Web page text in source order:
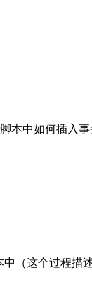
本中如何插入事
（这个过程描